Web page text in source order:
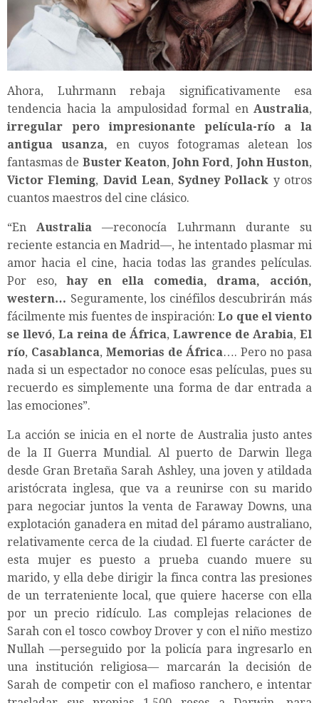
Ahora, Luhrmann rebaja significativamente esa
tendencia hacia la ampulosidad formal en Australia,
irregular pero impresionante película-río a la
antigua usanza,
en cuyos fotogramas aletean los
fantasmas de Buster Keaton,John Ford, John Huston,
Victor Fleming, David Lean,Sydney Pollack y otros
cuantos maestros del cine clásico.
“En Australia—reconocía Luhrmann durante su
reciente estancia en Madrid—, he intentado plasmar mi
amor hacia el cine, hacia todas las grandes películas.
Por eso,hay en ella comedia, drama, acción,
western… Seguramente, los cinéfilos descubrirán más
fácilmente mis fuentes de inspiración:Lo que el viento
se llevó, La reina de África, Lawrence de Arabia, El
río, Casablanca, Memorias de África…. Pero no pasa
nada si un espectador no conoce esas películas, pues su
recuerdo es simplemente una forma de dar entrada a
las emociones”.
La acción se inicia en el norte de Australia justo antes
de la II Guerra Mundial. Al puerto de Darwin llega
desde Gran Bretaña Sarah Ashley, una joven y atildada
aristócrata inglesa, que va a reunirse con su marido
para negociar juntos la venta de Faraway Downs, una
explotación ganadera en mitad del páramo australiano,
relativamente cerca de la ciudad. El fuerte carácter de
esta mujer es puesto a prueba cuando muere su
marido, y ella debe dirigir la finca contra las presiones
de un terrateniente local, que quiere hacerse con ella
por un precio ridículo. Las complejas relaciones de
Sarah con el tosco cowboy Drover y con el niño mestizo
Nullah —perseguido por la policía para ingresarlo en
una institución religiosa— marcarán la decisión de
Sarah de competir con el mafioso ranchero, e intentar